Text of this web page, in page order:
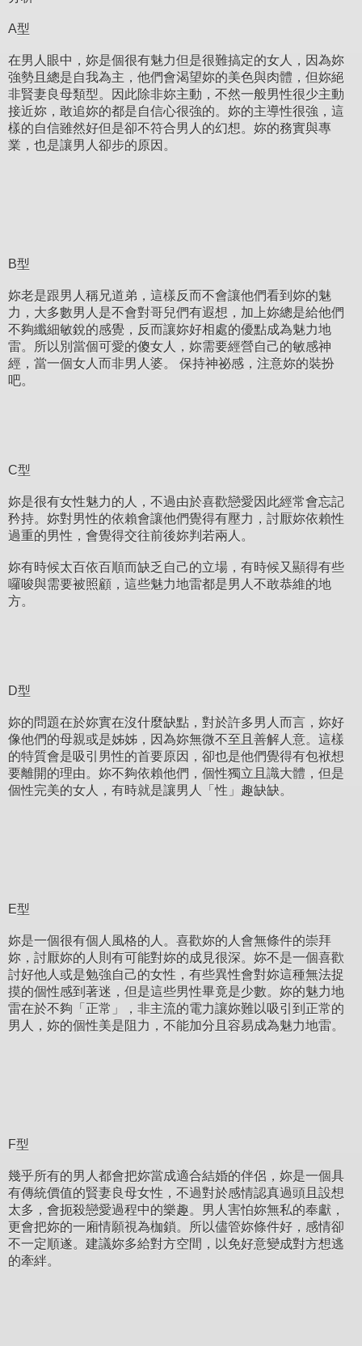
A型
在男人眼中，妳是個很有魅力但是很難搞定的女人，因為妳
強勢且總是自我為主，他們會渴望妳的美色與肉體，但妳絕
非賢妻良母類型。因此除非妳主動，不然一般男性很少主動
接近妳，敢追妳的都是自信心很強的。妳的主導性很強，這
樣的自信雖然好但是卻不符合男人的幻想。妳的務實與專
業，也是讓男人卻步的原因。
B型
妳老是跟男人稱兄道弟，這樣反而不會讓他們看到妳的魅
力，大多數男人是不會對哥兒們有遐想，加上妳總是給他們
不夠纖細敏銳的感覺，反而讓妳好相處的優點成為魅力地
雷。所以別當個可愛的傻女人，妳需要經營自己的敏感神
經，當一個女人而非男人婆。 保持神祕感，注意妳的裝扮
吧。
C型
妳是很有女性魅力的人，不過由於喜歡戀愛因此經常會忘記
矜持。妳對男性的依賴會讓他們覺得有壓力，討厭妳依賴性
過重的男性，會覺得交往前後妳判若兩人。
妳有時候太百依百順而缺乏自己的立場，有時候又顯得有些
囉唆與需要被照顧，這些魅力地雷都是男人不敢恭維的地
方。
D型
妳的問題在於妳實在沒什麼缺點，對於許多男人而言，妳好
像他們的母親或是姊姊，因為妳無微不至且善解人意。這樣
的特質會是吸引男性的首要原因，卻也是他們覺得有包袱想
要離開的理由。妳不夠依賴他們，個性獨立且識大體，但是
個性完美的女人，有時就是讓男人「性」趣缺缺。
E型
妳是一個很有個人風格的人。喜歡妳的人會無條件的崇拜
妳，討厭妳的人則有可能對妳的成見很深。妳不是一個喜歡
討好他人或是勉強自己的女性，有些異性會對妳這種無法捉
摸的個性感到著迷，但是這些男性畢竟是少數。妳的魅力地
雷在於不夠「正常」，非主流的電力讓妳難以吸引到正常的
男人，妳的個性美是阻力，不能加分且容易成為魅力地雷。
F型
幾乎所有的男人都會把妳當成適合結婚的伴侶，妳是一個具
有傳統價值的賢妻良母女性，不過對於感情認真過頭且設想
太多，會扼殺戀愛過程中的樂趣。男人害怕妳無私的奉獻，
更會把妳的一廂情願視為枷鎖。所以儘管妳條件好，感情卻
不一定順遂。建議妳多給對方空間，以免好意變成對方想逃
的牽絆。